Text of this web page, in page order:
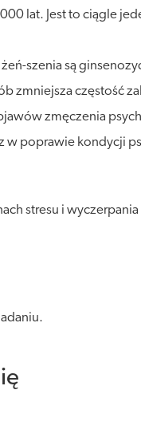
lat. Jest to ciągle
szenia są
zmniejsza częstość
zmęczenia
w poprawie kondycji
stresu i